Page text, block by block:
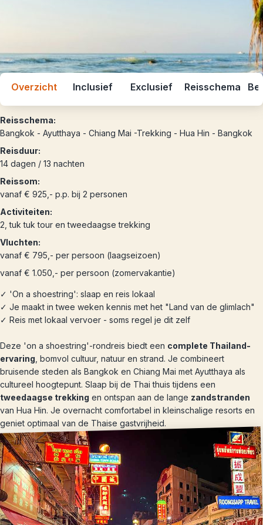
Overzicht Inclusief Exclusief Reisschema
Reisschema:
Bangkok - Ayutthaya - Chiang Mai -Trekking - Hua Hin - Bangkok
Reisduur:
14 dagen / 13 nachten
Reissom:
vanaf € 925,- p.p. bij 2 personen
Activiteiten:
2, tuk tuk tour en tweedaagse trekking
Vluchten:
vanaf € 795,- per persoon (laagseizoen)
vanaf € 1.050,- per persoon (zomervakantie)
✓ 'On a shoestring': slaap en reis lokaal
✓ Je maakt in twee weken kennis met het "Land van de glimlach"
✓ Reis met lokaal vervoer - soms regel je dit zelf
Deze 'on a shoestring'-rondreis biedt een complete Thailand-
ervaring , bomvol cultuur, natuur en strand. Je combineert
bruisende steden als Bangkok en Chiang Mai met Ayutthaya als
cultureel hoogtepunt. Slaap bij de Thai thuis tijdens een
tweedaagse trekking en ontspan aan de lange zandstranden
van Hua Hin. Je overnacht comfortabel in kleinschalige resorts en
geniet optimaal van de Thaise gastvrijheid.